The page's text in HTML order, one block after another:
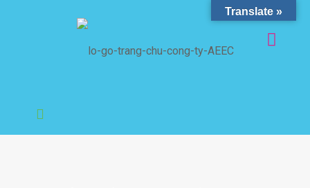
Translate »